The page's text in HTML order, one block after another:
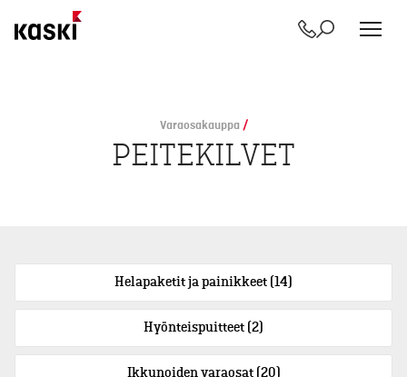
Yhteystiedot
Etsi
Varaosakauppa /
PEITEKILVET
Helapaketit ja painikkeet (14)
Hyönteispuitteet (2)
Ikkunoiden varaosat (20)